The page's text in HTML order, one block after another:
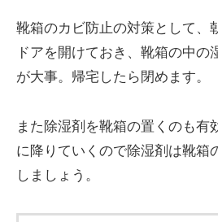
靴箱のカビ防止の対策として、
ドアを開けておき、靴箱の中の
が大事。帰宅したら閉めます。
また除湿剤を靴箱の置くのも有
に降りていくので除湿剤は靴箱
しましょう。